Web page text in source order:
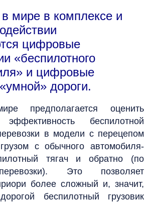
мире в комплексе и
цифровые
«беспилотного
и цифровые
дороги.
предполагается оценить
эффективность беспилотной
в модели с перецепом
с обычного автомобиля-
тягач и обратно (по
Это позволяет
более сложный и, значит,
беспилотный грузовик